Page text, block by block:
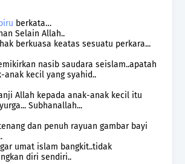
berkata…
Selain Allah..
berkuasa keatas sesuatu perkara...
nasib saudara seislam..apatah
anak kecil yang syahid..
Allah kepada anak-anak kecil itu
Subhanallah...
dan penuh rayuan gambar bayi
umat islam bangkit..tidak
diri sendiri..